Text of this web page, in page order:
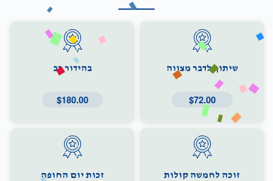
שיתוף לדבר מצווה
$72.00
בהידור רב
$180.00
זוכה לחמשה קולות זכות יום החופה